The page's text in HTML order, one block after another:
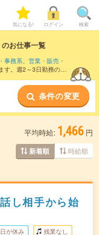
気になる! ログイン 検索
のお仕事一覧
事務系、 営業・販売・
す。週2～3日勤務の条
条件の変更
平均時給: 1,466 円
新着順 時給順
し相手から始
が休み 残業なし